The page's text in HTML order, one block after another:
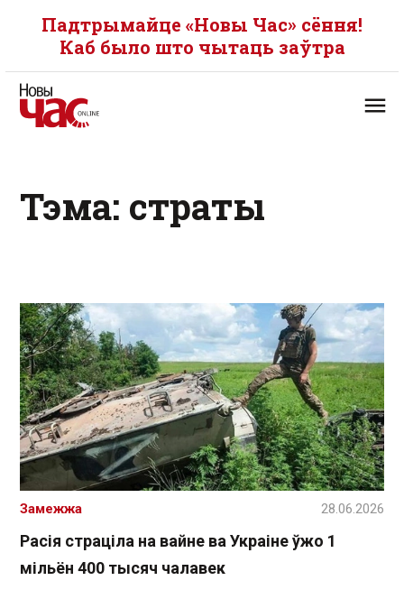
Падтрымайце «Новы Час» сёння!
Каб было што чытаць заўтра
Тэма: страты
Расія страціла на вайне ва Украіне ўжо 1
мільён 400 тысяч чалавек
Замежжа 28.06.2026